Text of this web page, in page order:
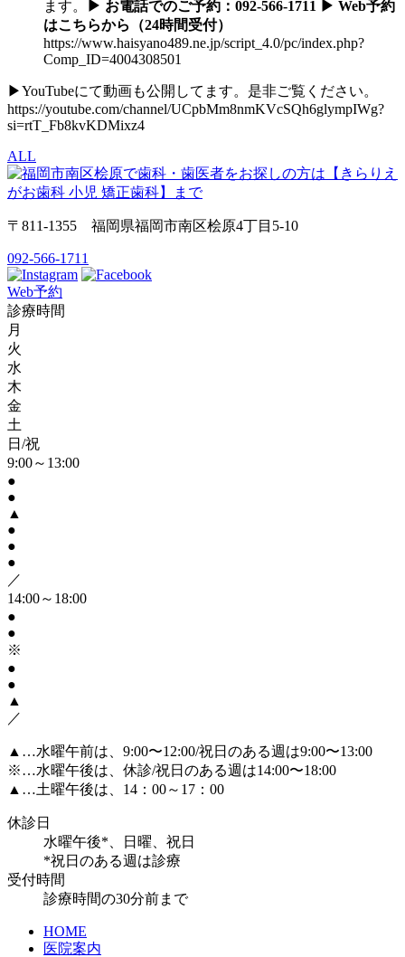
ます。
▶ お電話でのご予約：092-566-1711 ▶ Web予約
はこちらから（24時間受付）
https://www.haisyano489.ne.jp/script_4.0/pc/index.php?
Comp_ID=4004308501
▶YouTubeにて動画も公開してます。是非ご覧ください。
https://youtube.com/channel/UCpbMm8nmKVcSQh6glympIWg?
si=rtT_Fb8kvKDMixz4
ALL
〒811-1355 福岡県福岡市南区桧原4丁目5-10
092-566-1711
Web予約
診療時間
月
火
水
木
金
土
日/祝
9:00～13:00
●
●
▲
●
●
●
／
14:00～18:00
●
●
※
●
●
▲
／
▲…水曜午前は、9:00〜12:00/祝日のある週は9:00〜13:00
※…水曜午後は、休診/祝日のある週は14:00〜18:00
▲ …土曜午後は、14：00～17：00
休診日
水曜午後*、日曜、祝日
*祝日のある週は診療
受付時間
診療時間の30分前まで
HOME
医院案内